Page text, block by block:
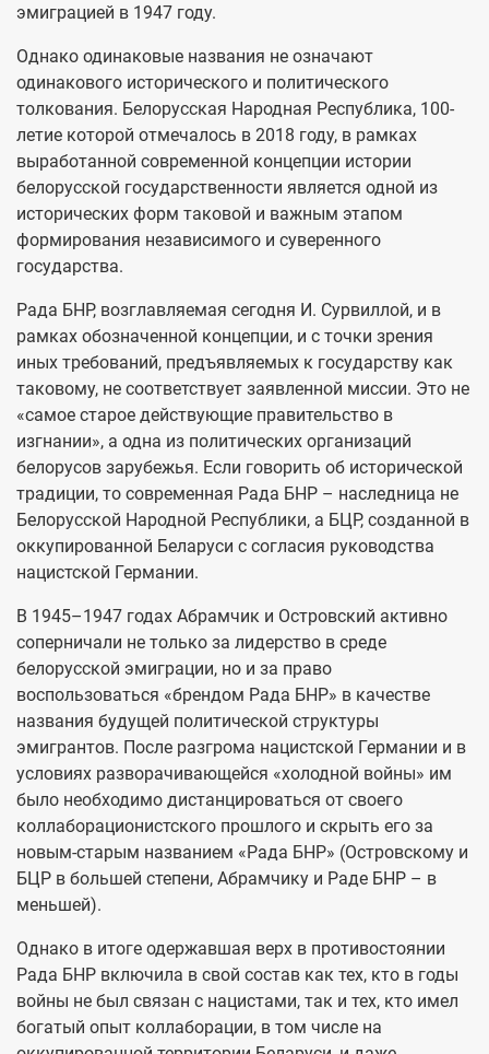
эмиграцией в 1947 году.
Однако одинаковые названия не означают
одинакового исторического и политического
толкования. Белорусская Народная Республика, 100-
летие которой отмечалось в 2018 году, в рамках
выработанной современной концепции истории
белорусской государственности является одной из
исторических форм таковой и важным этапом
формирования независимого и суверенного
государства.
Рада БНР, возглавляемая сегодня И. Сурвиллой, и в
рамках обозначенной концепции, и с точки зрения
иных требований, предъявляемых к государству как
таковому, не соответствует заявленной миссии. Это не
«самое старое действующие правительство в
изгнании», а одна из политических организаций
белорусов зарубежья. Если говорить об исторической
традиции, то современная Рада БНР – наследница не
Белорусской Народной Республики, а БЦР, созданной в
оккупированной Беларуси с согласия руководства
нацистской Германии.
В 1945–1947 годах Абрамчик и Островский активно
соперничали не только за лидерство в среде
белорусской эмиграции, но и за право
воспользоваться «брендом Рада БНР» в качестве
названия будущей политической структуры
эмигрантов. После разгрома нацистской Германии и в
условиях разворачивающейся «холодной войны» им
было необходимо дистанцироваться от своего
коллаборационистского прошлого и скрыть его за
новым-старым названием «Рада БНР» (Островскому и
БЦР в большей степени, Абрамчику и Раде БНР – в
меньшей).
Однако в итоге одержавшая верх в противостоянии
Рада БНР включила в свой состав как тех, кто в годы
войны не был связан с нацистами, так и тех, кто имел
богатый опыт коллаборации, в том числе на